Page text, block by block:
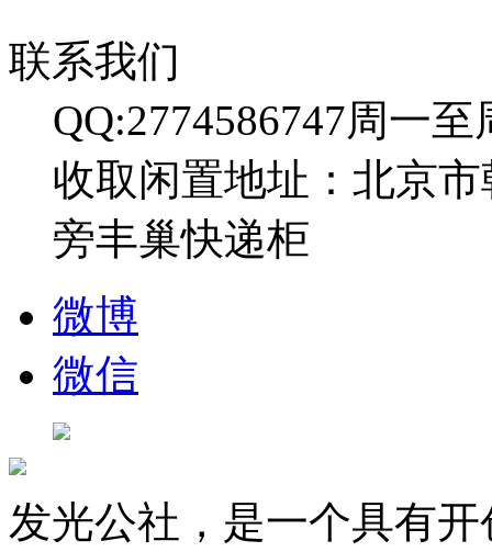
联系我们
QQ:2774586747周一至
收取闲置地址：北京
旁丰巢快递柜
微博
微信
发光公社，是一个具有